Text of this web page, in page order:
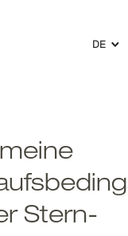
DE
Stern-